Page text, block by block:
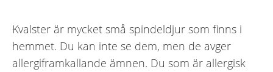
Kvalster är mycket små spindeldjur som finns i
hemmet. Du kan inte se dem, men de avger
allergiframkallande ämnen. Du som är allergisk